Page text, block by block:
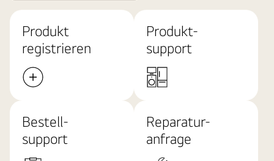
Produkt
registrieren
Produkt-
support
Bestell-
support
Reparatur-
anfrage